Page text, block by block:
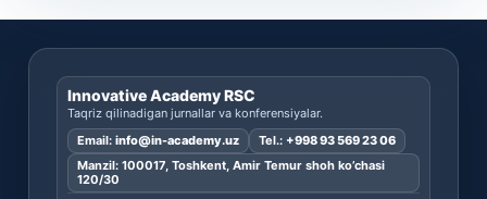
Innovative Academy RSC
Taqriz qilinadigan jurnallar va konferensiyalar.
Email: info@in-academy.uz Tel.: +998 93 569 23 06
Manzil: 100017, Toshkent, Amir Temur shoh ko’chasi
120/30